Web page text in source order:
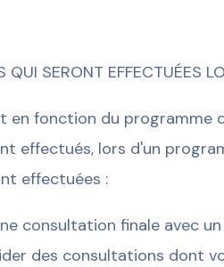
QUI SERONT EFFECTUÉES
en fonction du programme
effectués, lors d'un
effectuées :
consultation finale avec
des consultations dont